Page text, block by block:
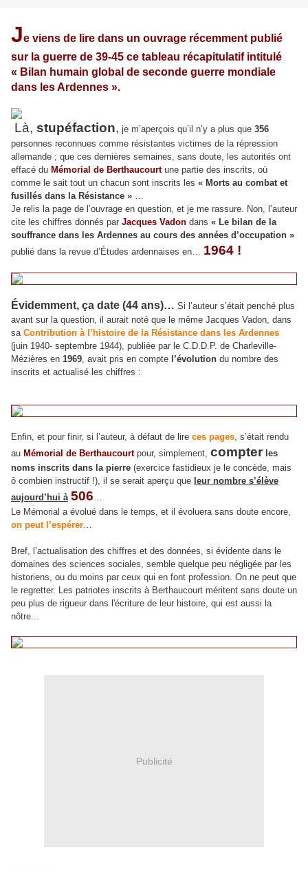
Je viens de lire dans un ouvrage récemment publié
sur la guerre de 39-45 ce tableau récapitulatif intitulé
« Bilan humain global de seconde guerre mondiale
dans les Ardennes ».
Là, stupéfaction, je m’aperçois qu’il n’y a plus que 356
personnes reconnues comme résistantes victimes de la répression
allemande ; que ces dernières semaines, sans doute, les autorités ont
effacé du Mémorial de Berthaucourtune partie des inscrits, où
comme le sait tout un chacun sont inscrits les « Morts au combat et
fusillés dans la Résistance » …
Je relis la page de l’ouvrage en question, et je me rassure. Non, l’auteur
cite les chiffres donnés par Jacques Vadon dans « Le bilan de la
souffrance dans les Ardennes au cours des années d’occupation »
publié dans la revue d’Études ardennaises en… 1964 !
Évidemment, ça date (44 ans)… Si l’auteur s’était penché plus
avant sur la question, il aurait noté que le même Jacques Vadon, dans
sa Contribution à l’histoire de la Résistance dans les Ardennes
(juin 1940- septembre 1944), publiée par le C.D.D.P. de Charleville-
Mézières en 1969, avait pris en compte l’évolution du nombre des
inscrits et actualisé les chiffres :
Enfin, et pour finir, si l’auteur, à défaut de lire ces pages, s’était rendu
au Mémorial de Berthaucourtpour, simplement, compter les
noms inscrits dans la pierre (exercice fastidieux je le concède, mais
ô combien instructif !), il se serait aperçu que leur nombre s’élève
aujourd’hui à 506…
Le Mémorial a évolué dans le temps, et il évoluera sans doute encore,
on peut l’espérer…
Bref, l’actualisation des chiffres et des données, si évidente dans le
domaines des sciences sociales, semble quelque peu négligée par les
historiens, ou du moins par ceux qui en font profession On ne peut que
le regretter. Les patriotes inscrits à Berthaucourt méritent sans doute un
peu plus de rigueur dans l'écriture de leur histoire, qui est aussi la
nôtre...
Publicité